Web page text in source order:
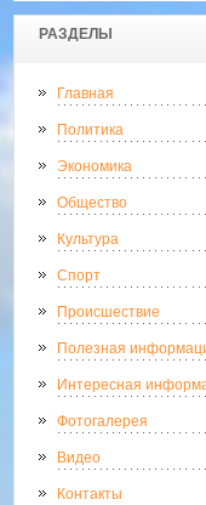
РАЗДЕЛЫ
Главная
Политика
Экономика
Общество
Культура
Спорт
Происшествие
Полезная
Интересная
Фотогалерея
Видео
Контакты